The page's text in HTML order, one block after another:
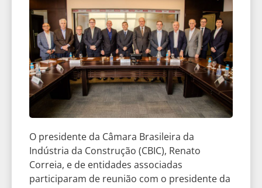
O presidente da Câmara Brasileira da
Indústria da Construção (CBIC), Renato
Correia, e de entidades associadas
participaram de reunião com o presidente da